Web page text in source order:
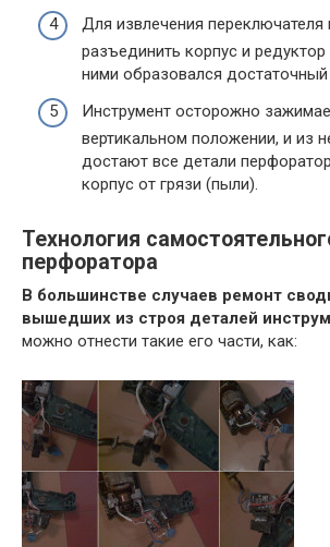
Для извлечения переключателя
разъединить корпус и
ними образовался достаточный
Инструмент осторожно
вертикальном положении, и из
достают все детали
корпус от грязи (пыли).
Технология
перфоратора
В большинстве случаев ремонт
вышедших из строя деталей
можно отнести такие его части, как: